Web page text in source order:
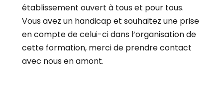
établissement ouvert à tous et pour tous.
Vous avez un handicap et souhaitez une prise
en compte de celui-ci dans l’organisation de
cette formation, merci de prendre contact
avec nous en amont.